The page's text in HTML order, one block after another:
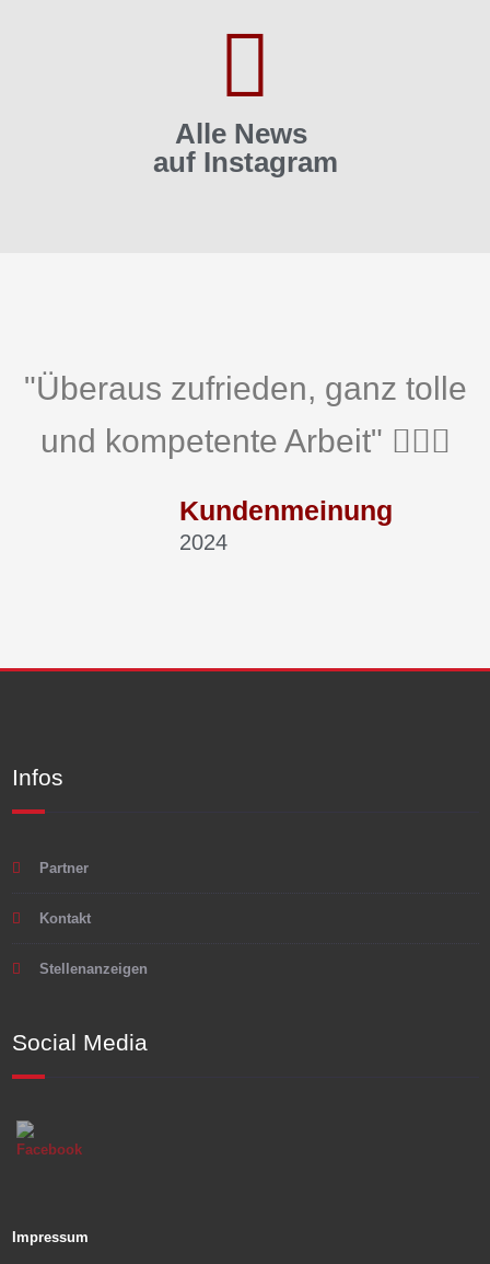
Alle News
auf Instagram
"Überaus zufrieden, ganz tolle
und kompetente Arbeit" 👍🏻😎
Kundenmeinung
2024
Infos
Partner
Kontakt
Stellenanzeigen
Social Media
Impressum